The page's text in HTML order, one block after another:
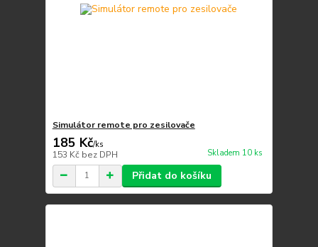
Simulátor remote pro zesilovače
185 Kč/ks
153 Kč bez DPH Skladem 10 ks
Přidat do košíku